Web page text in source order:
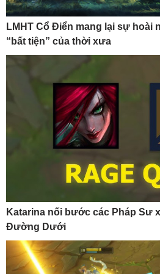
LMHT Cổ Điển mang lại sự hoài
“bất tiện” của thời xưa
Katarina nối bước các Pháp Sư
Đường Dưới